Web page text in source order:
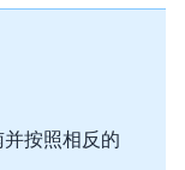
按照相反的